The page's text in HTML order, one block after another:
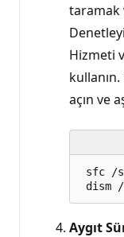
taramak
Hizmeti
açın ve
sfc /
Aygıt